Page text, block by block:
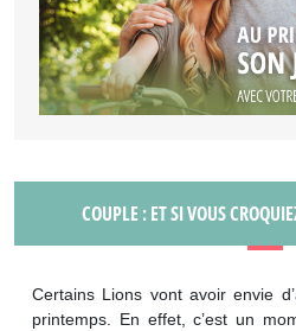
COUPLE : ET SI VOUS
Certains Lions vont avoir envie
printemps. En effet, c’est un